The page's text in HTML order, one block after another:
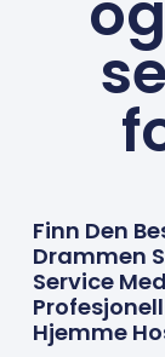
Finn Den
Drammen
Service
Hjemme